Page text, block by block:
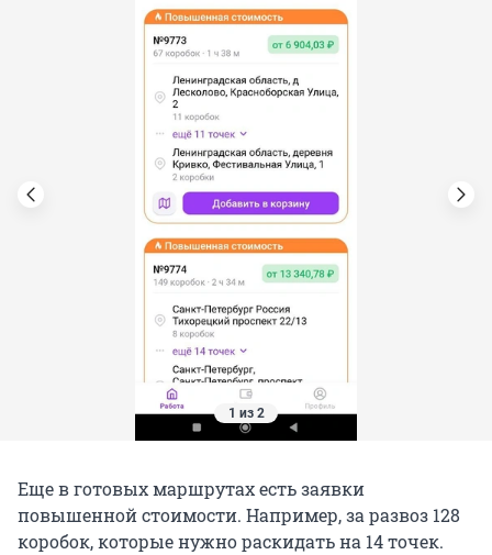
1 из 2
Еще в готовых маршрутах есть заявки
повышенной стоимости. Например, за развоз 128
коробок, которые нужно раскидать на 14 точек.